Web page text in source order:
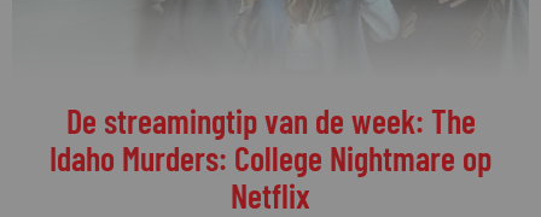
De streamingtip van de week: The
Idaho Murders: College Nightmare op
Netflix